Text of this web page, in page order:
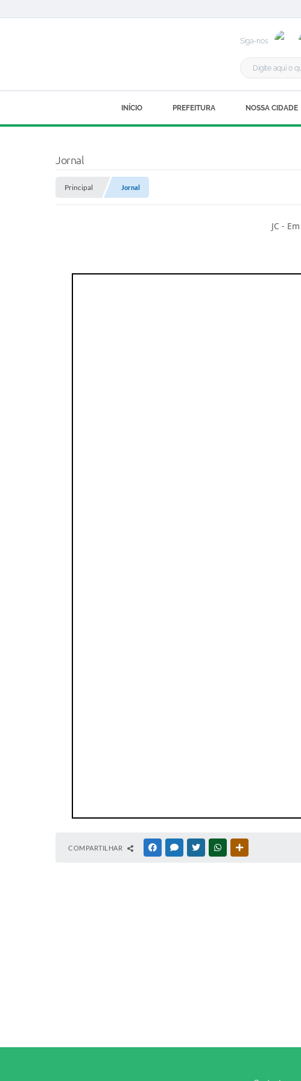
Siga-nos
INÍCIO PREFEITURA NOSSA CIDADE
Jornal
Principal Jornal
JC -
COMPARTILHAR FACEBOOKMESSENGER
TWITTERWHATSAPP